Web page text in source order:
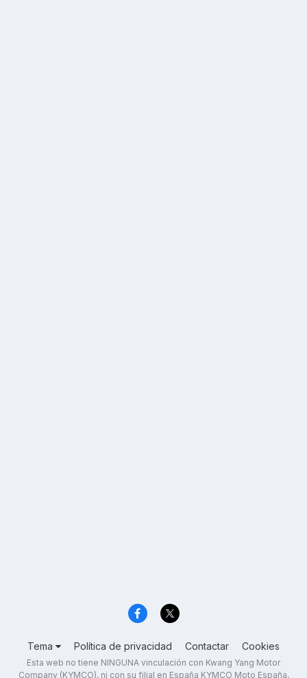
Tema Política de privacidad Contactar Cookies
Esta web no tiene NINGUNA vinculación con Kwang Yang Motor
Company (KYMCO), ni con su filial en España KYMCO Moto España,